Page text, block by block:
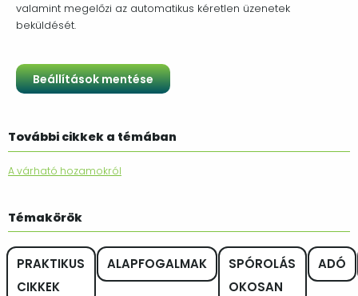
valamint megelőzi az automatikus kéretlen üzenetek
beküldését.
További cikkek a témában
A várható hozamokról
Témakörök
PRAKTIKUS
CIKKEK
ALAPFOGALMAK
SPÓROLÁS
OKOSAN
ADÓ